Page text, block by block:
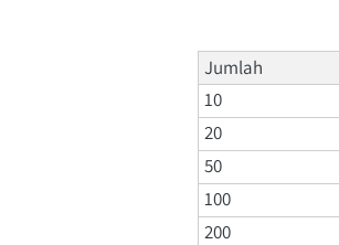
Jumlah
10
20
50
100
200